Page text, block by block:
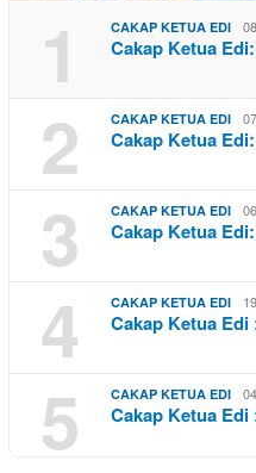
1 CAKAP KETUA EDI
Cakap Ketua
2 CAKAP KETUA EDI
Cakap Ketua
3 CAKAP KETUA EDI
Cakap Ketua
4 CAKAP KETUA EDI
Cakap Ketua
5 CAKAP KETUA EDI
Cakap Ketua